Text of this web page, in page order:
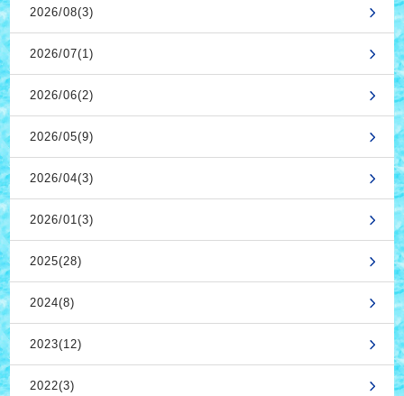
2026/08(3)
2026/07(1)
2026/06(2)
2026/05(9)
2026/04(3)
2026/01(3)
2025(28)
2024(8)
2023(12)
2022(3)